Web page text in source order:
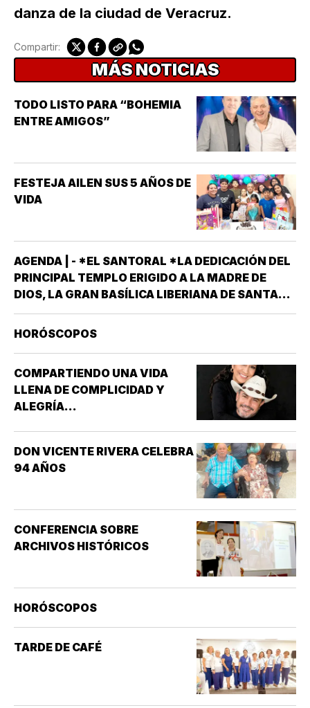
danza de la ciudad de Veracruz.
Compartir:
MÁS NOTICIAS
TODO LISTO PARA “BOHEMIA
ENTRE AMIGOS”
FESTEJA AILEN SUS 5 AÑOS DE
VIDA
AGENDA | - *EL SANTORAL *LA DEDICACIÓN DEL
PRINCIPAL TEMPLO ERIGIDO A LA MADRE DE
DIOS, LA GRAN BASÍLICA LIBERIANA DE SANTA
MARÍA LA MAYOR EN ROMA. NUESTRA SEÑORA
DE LAS NIEVES *SANTOS EMIGDIO OBISPO Y
HORÓSCOPOS
COMPARTIENDO UNA VIDA
LLENA DE COMPLICIDAD Y
ALEGRÍA...
DON VICENTE RIVERA CELEBRA
94 AÑOS
CONFERENCIA SOBRE
ARCHIVOS HISTÓRICOS
HORÓSCOPOS
TARDE DE CAFÉ